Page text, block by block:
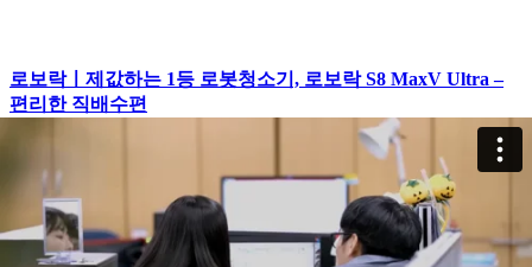
로보락ㅣ제값하는 1등 로봇청소기, 로보락 S8 MaxV Ultra –
편리한 직배수편
로보락ㅣ제값하는 1등 로봇청소기, 로보락 S8 MaxV Ultra –
제값하는 성능편